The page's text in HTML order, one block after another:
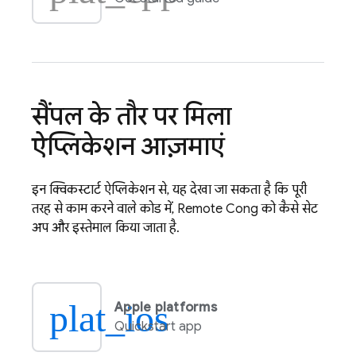
सैंपल के तौर पर मिला
ऐप्लिकेशन आज़माएं
इन क्विकस्टार्ट ऐप्लिकेशन से, यह देखा जा सकता है कि पूरी
तरह से काम करने वाले कोड में, Remote Config को कैसे सेट
अप और इस्तेमाल किया जाता है.
plat_ios
Apple platforms
Quickstart app